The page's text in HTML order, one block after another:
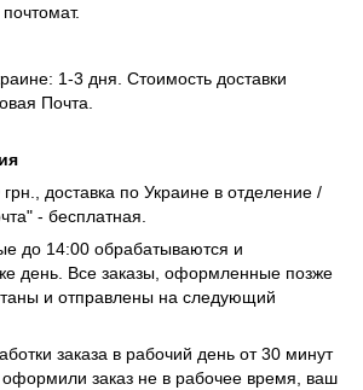
1-3 дня. Стоимость доставки
Почта
доставка по Украине в отделение /
- бесплатная.
до 14:00 обрабатываются и
день. Все заказы, оформленные позже
и отправлены на следующий
заказа в рабочий день от 30 минут
заказ не в рабочее время, ваш